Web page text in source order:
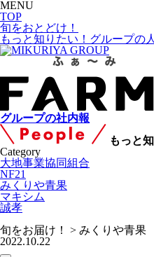
MENU
TOP
旬をおとどけ！
もっと知りたい！グループの人
グループの社内報
もっと
Category
大地事業協同組合
NF21
みくりや青果
マキシム
誠孝
旬をお届け！ > みくりや青果
2022.10.22